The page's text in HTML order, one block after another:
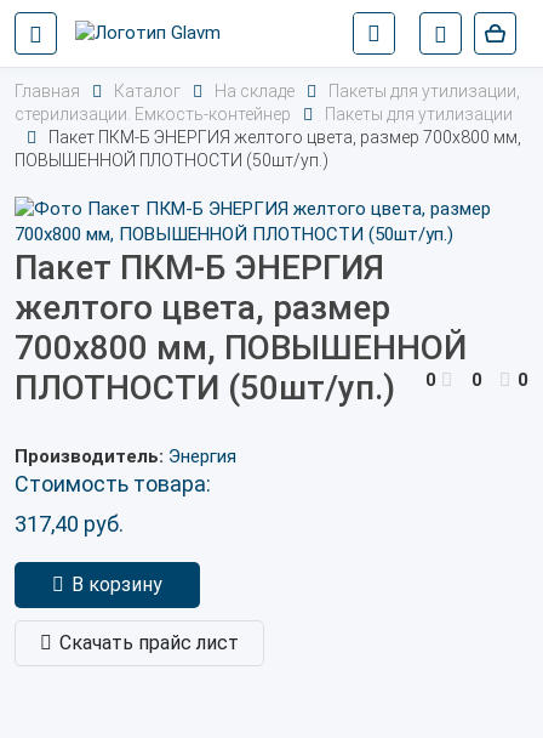
Главная Каталог На складе
Пакеты для утилизации,
стерилизации. Емкость-контейнер
Пакеты для утилизации
Пакет ПКМ-Б ЭНЕРГИЯ желтого цвета, размер 700х800 мм,
ПОВЫШЕННОЙ ПЛОТНОСТИ (50шт/уп.)
Пакет ПКМ-Б ЭНЕРГИЯ
желтого цвета, размер
700х800 мм, ПОВЫШЕННОЙ
ПЛОТНОСТИ (50шт/уп.)
0 0 0
Производитель: Энергия
Стоимость товара:
317,40 руб.
В корзину
Скачать прайс лист